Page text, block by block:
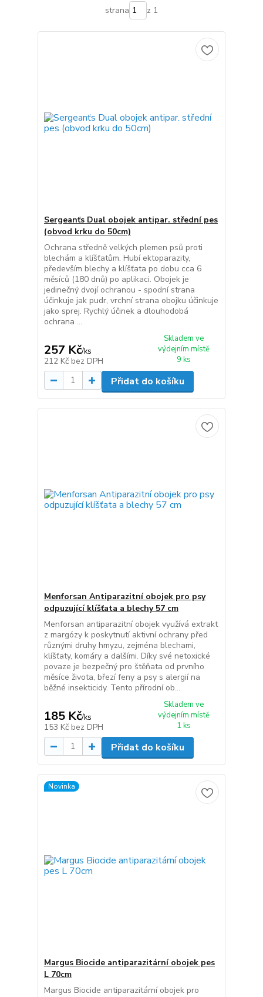
strana z 1
Sergeanťs Dual obojek antipar. střední pes
(obvod krku do 50cm)
Ochrana středně velkých plemen psů proti
blechám a klíšťatům. Hubí ektoparazity,
především blechy a klíšťata po dobu cca 6
měsíců (180 dnů) po aplikaci. Obojek je
jedinečný dvojí ochranou - spodní strana
účinkuje jak pudr, vrchní strana obojku účinkuje
jako sprej. Rychlý účinek a dlouhodobá
ochrana ...
257 Kč/ks
212 Kč bez DPH
Skladem ve
výdejním místě
9 ks
Přidat do košíku
Menforsan Antiparazitní obojek pro psy
odpuzující klíšťata a blechy 57 cm
Menforsan antiparazitní obojek využívá extrakt
z margózy k poskytnutí aktivní ochrany před
různými druhy hmyzu, zejména blechami,
klíšťaty, komáry a dalšími. Díky své netoxické
povaze je bezpečný pro štěňata od prvního
měsíce života, březí feny a psy s alergií na
běžné insekticidy. Tento přírodní ob...
185 Kč/ks
153 Kč bez DPH
Skladem ve
výdejním místě
1 ks
Přidat do košíku
Novinka
Margus Biocide antiparazitární obojek pes
L 70cm
Margus Biocide antiparazitární obojek pro